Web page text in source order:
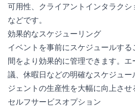
可用性、クライアントインタラク
などです。
効果的なスケジューリング
イベントを事前にスケジュールす
間をより効果的に管理できます。
議、休暇日などの明確なスケジュ
ジェントの生産性を大幅に向上させ
セルフサービスオプション